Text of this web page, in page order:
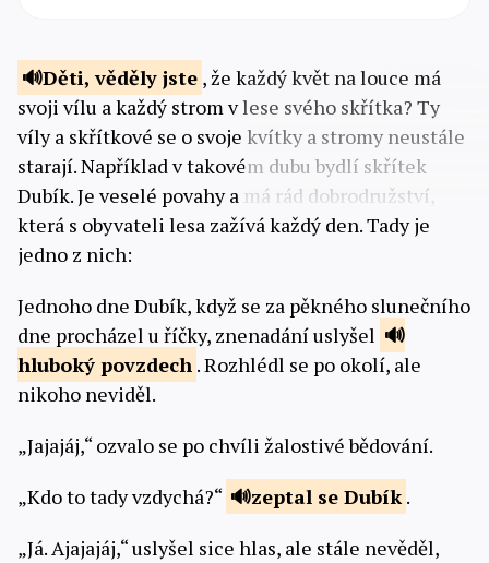
Děti, věděly jste ,že každý květ na louce má
svoji vílu a každý strom v lese svého skřítka? Ty
víly a skřítkové se o svoje kvítky a stromy neustále
starají. Například v takovém dubu bydlí skřítek
Dubík. Je veselé povahy a má rád dobrodružství,
která s obyvateli lesa zažívá každý den. Tady je
jedno z nich:
Jednoho dne Dubík, když se za pěkného slunečního
dne procházel u říčky, znenadání uslyšel
hluboký povzdech . Rozhlédl se po okolí, ale
nikoho neviděl.
„Jajajáj,“ ozvalo se po chvíli žalostivé bědování.
„Kdo to tady vzdychá?“
zeptal se Dubík .
„Já. Ajajajáj,“ uslyšel sice hlas, ale stále nevěděl,